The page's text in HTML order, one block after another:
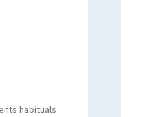
habituals